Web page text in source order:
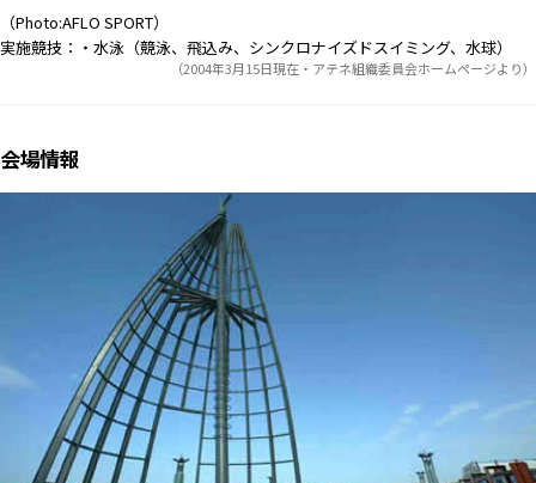
（Photo:AFLO SPORT）
実施競技：・水泳（競泳、 飛込み、 シンクロナイズドスイミング、 水球）
（2004年3月15日現在・アテネ組織委員会ホームページより）
会場情報